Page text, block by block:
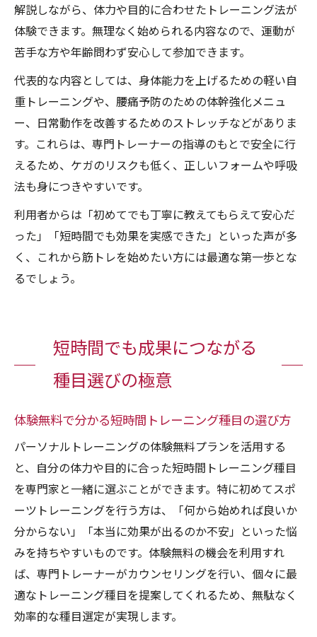
解説しながら、体力や目的に合わせたトレーニング法が
体験できます。無理なく始められる内容なので、運動が
苦手な方や年齢問わず安心して参加できます。
代表的な内容としては、身体能力を上げるための軽い自
重トレーニングや、腰痛予防のための体幹強化メニュ
ー、日常動作を改善するためのストレッチなどがありま
す。これらは、専門トレーナーの指導のもとで安全に行
えるため、ケガのリスクも低く、正しいフォームや呼吸
法も身につきやすいです。
利用者からは「初めてでも丁寧に教えてもらえて安心だ
った」「短時間でも効果を実感できた」といった声が多
く、これから筋トレを始めたい方には最適な第一歩とな
るでしょう。
短時間でも成果につながる
種目選びの極意
体験無料で分かる短時間トレーニング種目の選び方
パーソナルトレーニングの体験無料プランを活用する
と、自分の体力や目的に合った短時間トレーニング種目
を専門家と一緒に選ぶことができます。特に初めてスポ
ーツトレーニングを行う方は、「何から始めれば良いか
分からない」「本当に効果が出るのか不安」といった悩
みを持ちやすいものです。体験無料の機会を利用すれ
ば、専門トレーナーがカウンセリングを行い、個々に最
適なトレーニング種目を提案してくれるため、無駄なく
効率的な種目選定が実現します。